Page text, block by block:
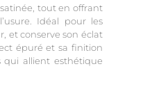
tout en offrant
Idéal pour les
et conserve son éclat
épuré et sa finition
qui allient esthétique